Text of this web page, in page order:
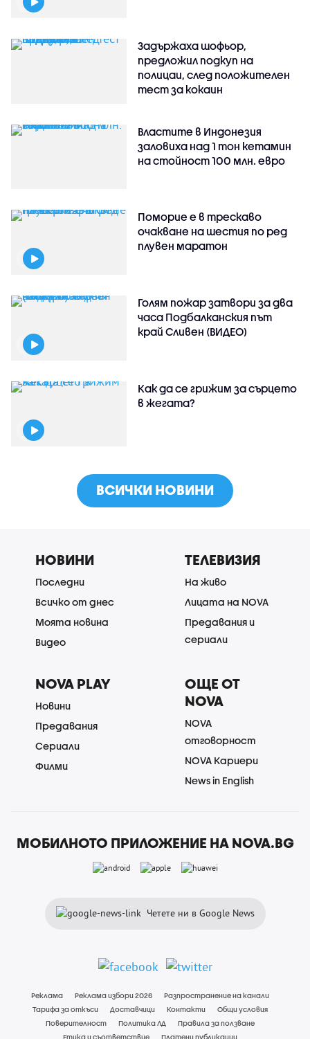
Задържаха шофьор,
предложил подкуп на
полицаи, след положителен
тест за кокаин
Властите в Индонезия
заловиха над 1 тон кетамин
на стойност 100 млн. евро
Поморие е в трескаво
очакване на шестия по ред
плувен маратон
Голям пожар затвори за два
часа Подбалканския път
край Сливен (ВИДЕО)
Как да се грижим за сърцето
в жегата?
ВСИЧКИ НОВИНИ
НОВИНИ
Последни
Всичко от днес
Моята новина
Видео
ТЕЛЕВИЗИЯ
На живо
Лицата на NOVA
Предавания и
сериали
NOVA PLAY
Новини
Предавания
Сериали
Филми
ОЩЕ ОТ
NOVA
NOVA
отговорност
NOVA Кариери
News in English
МОБИЛНОТО ПРИЛОЖЕНИЕ НА NOVA.BG
Четете ни в Google News
Реклама Реклама избори 2026
Разпространение на канали
Тарифа за откъси
Доставчици Контакти
Общи условия
Поверителност
Политика ЛД
Правила за ползване
Етика и съответствие
Платени публикации